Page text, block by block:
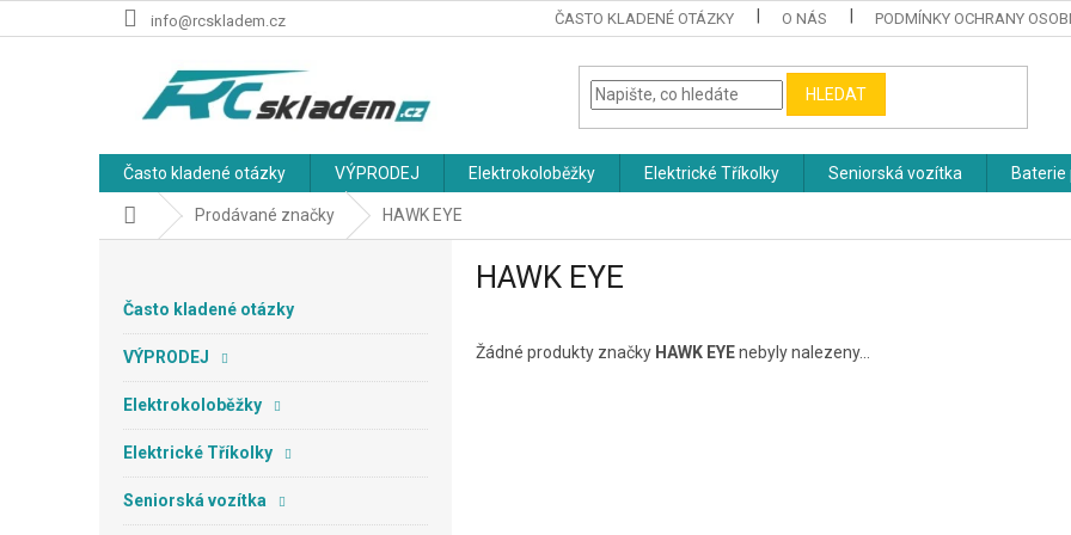
na
info@rcskladem.cz ČASTO KLADENÉ OTÁZKY O NÁS PODMÍNKY OCHRANY
HLEDAT
Často kladené otázky VÝPRODEJ Elektrokoloběžky Elektrické Tříkolky Seniorská vozítka Baterie
Domů Prodávané značky HAWK EYE
Často kladené otázky
VÝPRODEJ
Elektrokoloběžky
Elektrické Tříkolky
Seniorská vozítka
HAWK EYE
Žádné produkty značky HAWK EYEnebyly nalezeny...